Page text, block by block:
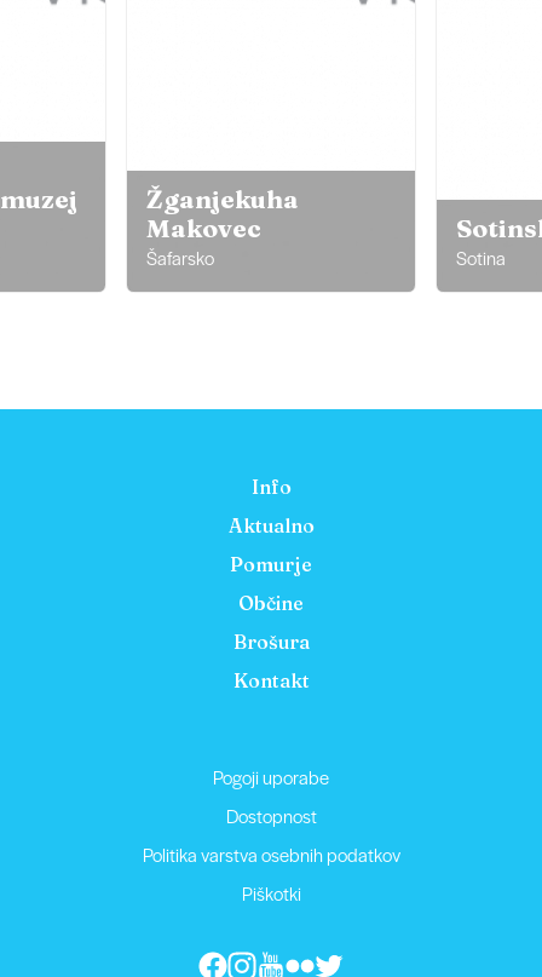
Žganjekuha
Makovec
Šafarsko Sotina
Info
Aktualno
Pomurje
Občine
Brošura
Kontakt
Pogoji uporabe
Dostopnost
Politika varstva osebnih podatkov
Piškotki